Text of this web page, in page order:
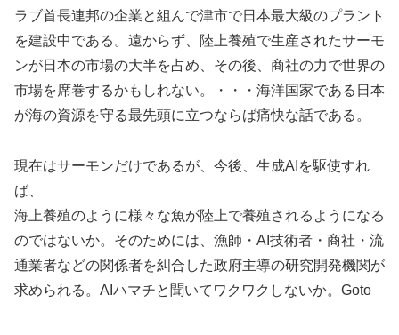
ラブ首長連邦の企業と組んで津市で日本最大級のプラント
を建設中である。遠からず、陸上養殖で生産されたサーモ
ンが日本の市場の大半を占め、その後、商社の力で世界の
市場を席巻するかもしれない。・・・海洋国家である日本
が海の資源を守る最先頭に立つならば痛快な話である。
現在はサーモンだけであるが、今後、生成AIを駆使すれ
ば、
海上養殖のように様々な魚が陸上で養殖されるようになる
のではないか。そのためには、漁師・AI技術者・商社・流
通業者などの関係者を糾合した政府主導の研究開発機関が
求められる。AIハマチと聞いてワクワクしないか。Goto